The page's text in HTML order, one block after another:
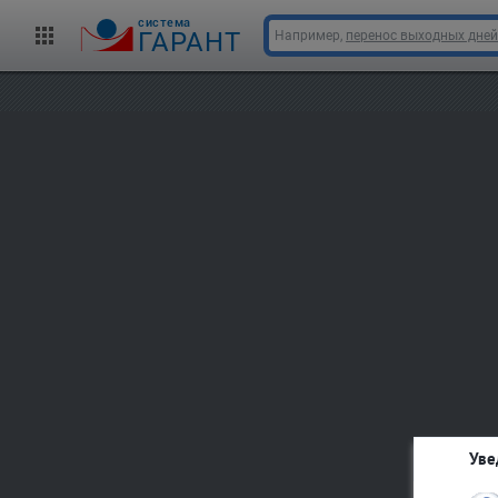
cистема
ГАРАНТ Например, перенос выходных дней